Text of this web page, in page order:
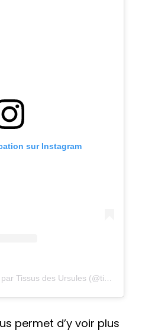
sur Instagram
Une publication partagée par Tissus des Ursules (@tissusdesursules)
permet d’y voir plus